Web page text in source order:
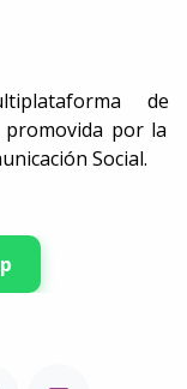
de
promovida por la
Social.